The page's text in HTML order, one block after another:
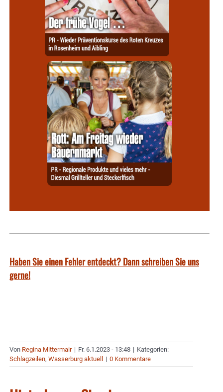
Haben Sie einen Fehler entdeckt? Dann schreiben Sie uns
gerne!
Von Regina Mittermair | Fr. 6.1.2023 - 13:48 | Kategorien:
Schlagzeilen, Wasserburg aktuell | 0 Kommentare